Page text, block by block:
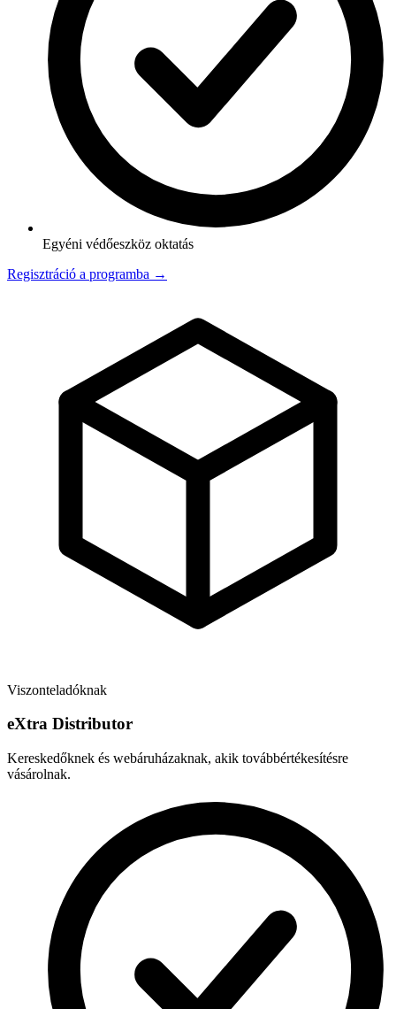
Egyéni védőeszköz oktatás
Regisztráció a programba →
Viszonteladóknak
eXtra Distributor
Kereskedőknek és webáruházaknak, akik továbbértékesítésre
vásárolnak.